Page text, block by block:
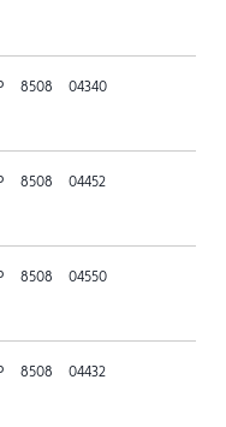
8508 04340
8508 04452
8508 04550
8508 04432